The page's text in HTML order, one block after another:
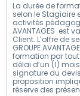
La durée de
selon le Stagiaire
activités
AVANTAGES est
Client. L’offre de
GROUPE
formation par
délai d’un (1)
signature du
proposition
réserve des